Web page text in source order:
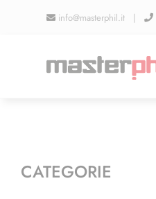
info@masterphil.it |
CATEGORIE